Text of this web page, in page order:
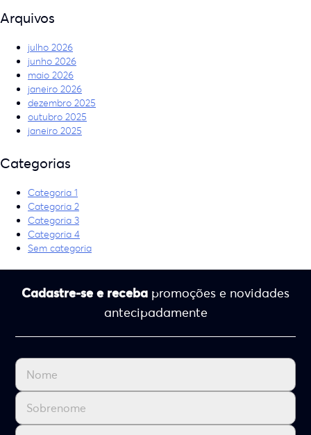
Arquivos
julho 2026
junho 2026
maio 2026
janeiro 2026
dezembro 2025
outubro 2025
janeiro 2025
Categorias
Categoria 1
Categoria 2
Categoria 3
Categoria 4
Sem categoria
Cadastre-se e receba promoções e novidades
antecipadamente